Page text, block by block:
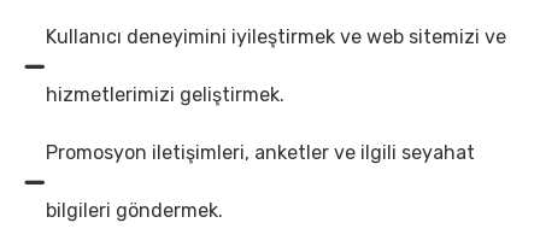
Kullanıcı deneyimini iyileştirmek ve web sitemizi ve
hizmetlerimizi geliştirmek.
Promosyon iletişimleri, anketler ve ilgili seyahat
bilgileri göndermek.